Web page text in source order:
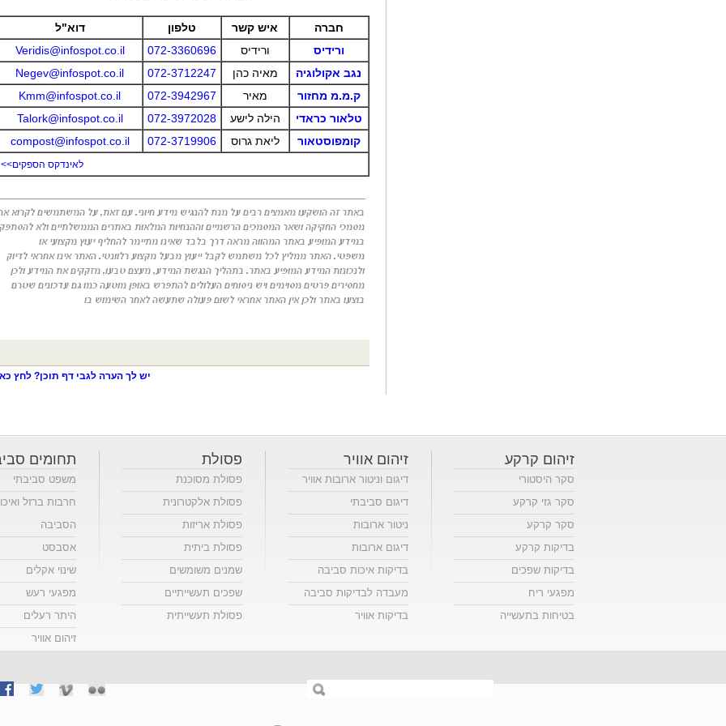
חברה איש קשר טלפון
דוא"ל
ורידיס
ורידיס 072-3360696
Veridis@infospot.co.il
נגב אקולוגיה
מאיה כהן 072-3712247
Negev@infospot.co.il
ק.מ.מ מחזור
מאיר 072-3942967
Kmm@infospot.co.il
טלאור כראדי
הילה לישע 072-3972028
Talork@infospot.co.il
קומפוסטאור
ליאת גרוס 072-3719906
compost@infospot.co.il
לאינדקס הספקים>>
יש לך הערה לגבי דף תוכן? לחץ
זיהום קרקע
סקר היסטורי
סקר גזי קרקע
סקר קרקע
בדיקות קרקע
בדיקות שפכים
מפגעי ריח
בטיחות בתעשייה
זיהום אוויר
דיגום וניטור ארובות אוויר
דיגום סביבתי
ניטור ארובות
דיגום ארובות
בדיקות איכות סביבה
מעבדה לבדיקות סביבה
בדיקות אוויר
פסולת
פסולת מסוכנת
פסולת אלקטרונית
פסולת אריזות
פסולת ביתית
שמנים משומשים
שפכים תעשייתיים
פסולת תעשייתית
תחומים
משפט סביבתי
חרבות ברזל
הסביבה
אסבסט
שינוי אקלים
מפגעי רעש
היתר רעלים
זיהום אוויר